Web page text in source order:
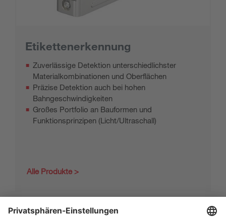
Etikettenerkennung
Zuverlässige Detektion unterschiedlichster
Materialkombinationen und Oberflächen
Präzise Detektion auch bei hohen
Bahngeschwindigkeiten
Großes Portfolio an Bauformen und
Funktionsprinzipen (Licht/Ultraschall)
Alle Produkte